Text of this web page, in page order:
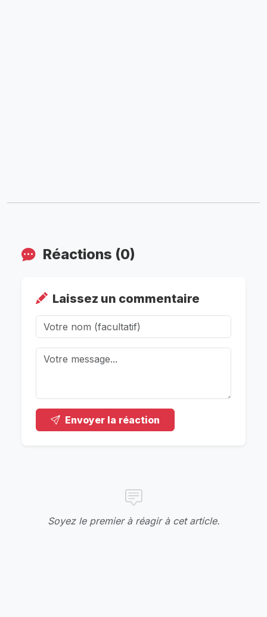
Réactions (0)
Laissez un commentaire
Envoyer la réaction
Soyez le premier à réagir à cet article.